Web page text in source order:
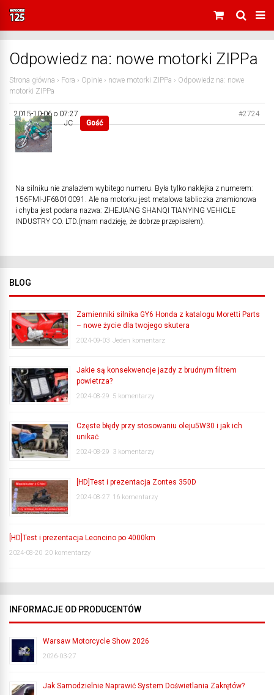
Odpowiedz na: nowe motorki ZIPPa
Strona główna › Fora › Opinie › nowe motorki ZIPPa › Odpowiedz na: nowe
motorki ZIPPa
2015-10-06 o 07:27
#2724
JC
Gość
Na silniku nie znalazłem wybitego numeru. Była tylko naklejka z numerem:
156FMI-JF68010091. Ale na motorku jest metalowa tabliczka znamionowa
i chyba jest podana nazwa: ZHEJIANG SHANQI TIANYING VEHICLE
INDUSTRY CO. LTD.(mam nadzieję, że dobrze przepisałem).
BLOG
Zamienniki silnika GY6 Honda z katalogu Moretti Parts
– nowe życie dla twojego skutera
2024-09-03 Jeden komentarz
Jakie są konsekwencje jazdy z brudnym filtrem
powietrza?
2024-08-29 5 komentarzy
Częste błędy przy stosowaniu oleju5W30 i jak ich
unikać
2024-08-29 3 komentarzy
[HD]Test i prezentacja Zontes 350D
2024-08-27 16 komentarzy
[HD]Test i prezentacja Leoncino po 4000km
2024-08-20 20 komentarzy
INFORMACJE OD PRODUCENTÓW
Warsaw Motorcycle Show 2026
2026-03-27
Jak Samodzielnie Naprawić System Doświetlania Zakrętów?